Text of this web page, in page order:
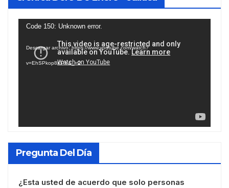
Reproductor
vídeo
Code 150: Unknown error.
Descargar archivo: https://www.youtube.com/watch?
v=EhSPkop8KPY&_=2
Pregunta Del Día
¿Esta usted de acuerdo que solo personas